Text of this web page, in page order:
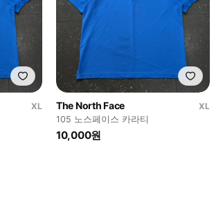
XL
The North Face
XL
105 노스페이스 카라티
10,000원